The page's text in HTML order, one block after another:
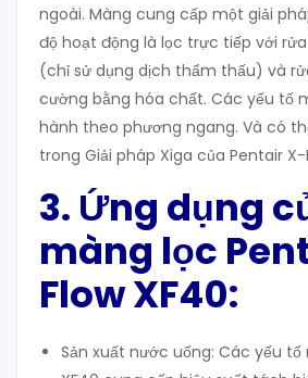
ngoài. Màng cung cấp một giải
độ hoạt động là lọc trực tiếp với
(chỉ sử dụng dịch thẩm thấu) và
cường bằng hóa chất. Các yếu tố
hành theo phương ngang. Và có
trong Giải pháp Xiga của Pentair X-
3. Ứng dụng
màng lọc
Flow XF40:
Sản xuất nước uống: Các yếu